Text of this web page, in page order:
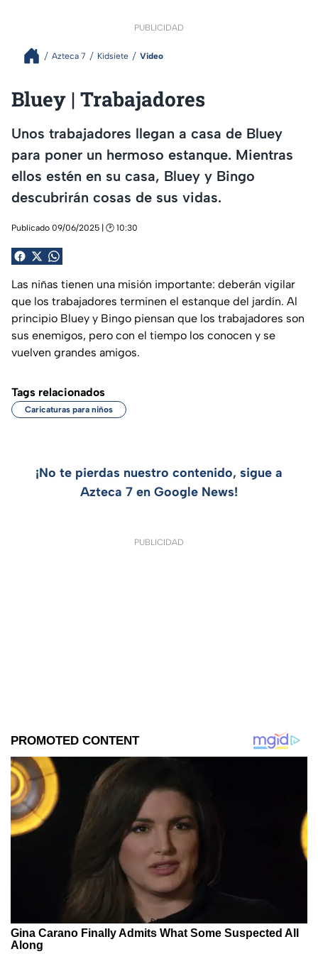
PUBLICIDAD
Azteca 7 Kidsiete Video
Bluey | Trabajadores
Unos trabajadores llegan a casa de Bluey
para poner un hermoso estanque. Mientras
ellos estén en su casa, Bluey y Bingo
descubrirán cosas de sus vidas.
Publicado 09/06/2025 | 🕑 10:30
Las niñas tienen una misión importante: deberán vigilar
que los trabajadores terminen el estanque del jardín. Al
principio Bluey y Bingo piensan que los trabajadores son
sus enemigos, pero con el tiempo los conocen y se
vuelven grandes amigos.
Tags relacionados
Caricaturas para niños
¡No te pierdas nuestro contenido, sigue a
Azteca 7 en Google News!
PUBLICIDAD